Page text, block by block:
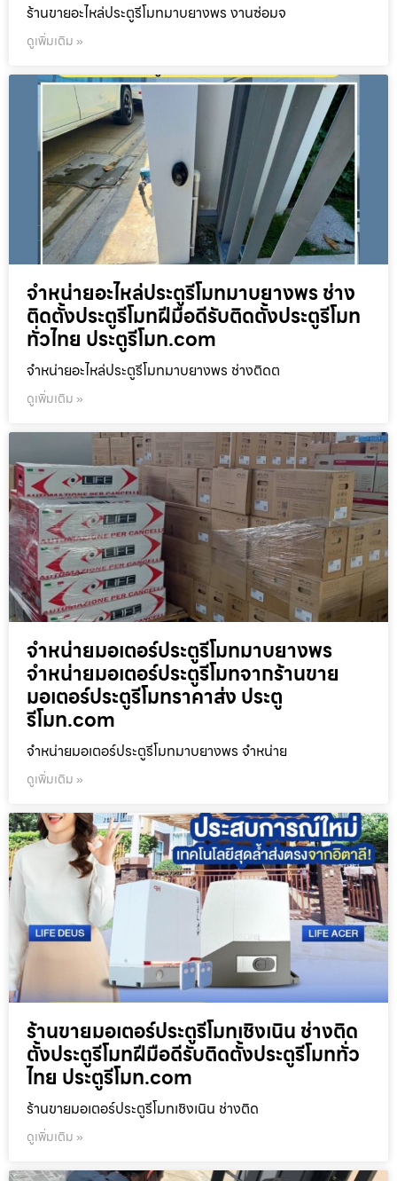
ร้านขายอะไหล่ประตูรีโมทมาบยางพร งานซ่อมจ
ดูเพิ่มเติม »
จำหน่ายอะไหล่ประตูรีโมทมาบยางพร ช่าง
ติดตั้งประตูรีโมทฝีมือดีรับติดตั้งประตูรีโมท
ทั่วไทย ประตูรีโมท.com
จำหน่ายอะไหล่ประตูรีโมทมาบยางพร ช่างติดต
ดูเพิ่มเติม »
จำหน่ายมอเตอร์ประตูรีโมทมาบยางพร
จำหน่ายมอเตอร์ประตูรีโมทจากร้านขาย
มอเตอร์ประตูรีโมทราคาส่ง ประตู
รีโมท.com
จำหน่ายมอเตอร์ประตูรีโมทมาบยางพร จำหน่าย
ดูเพิ่มเติม »
ร้านขายมอเตอร์ประตูรีโมทเชิงเนิน ช่างติด
ตั้งประตูรีโมทฝีมือดีรับติดตั้งประตูรีโมททั่ว
ไทย ประตูรีโมท.com
ร้านขายมอเตอร์ประตูรีโมทเชิงเนิน ช่างติด
ดูเพิ่มเติม »